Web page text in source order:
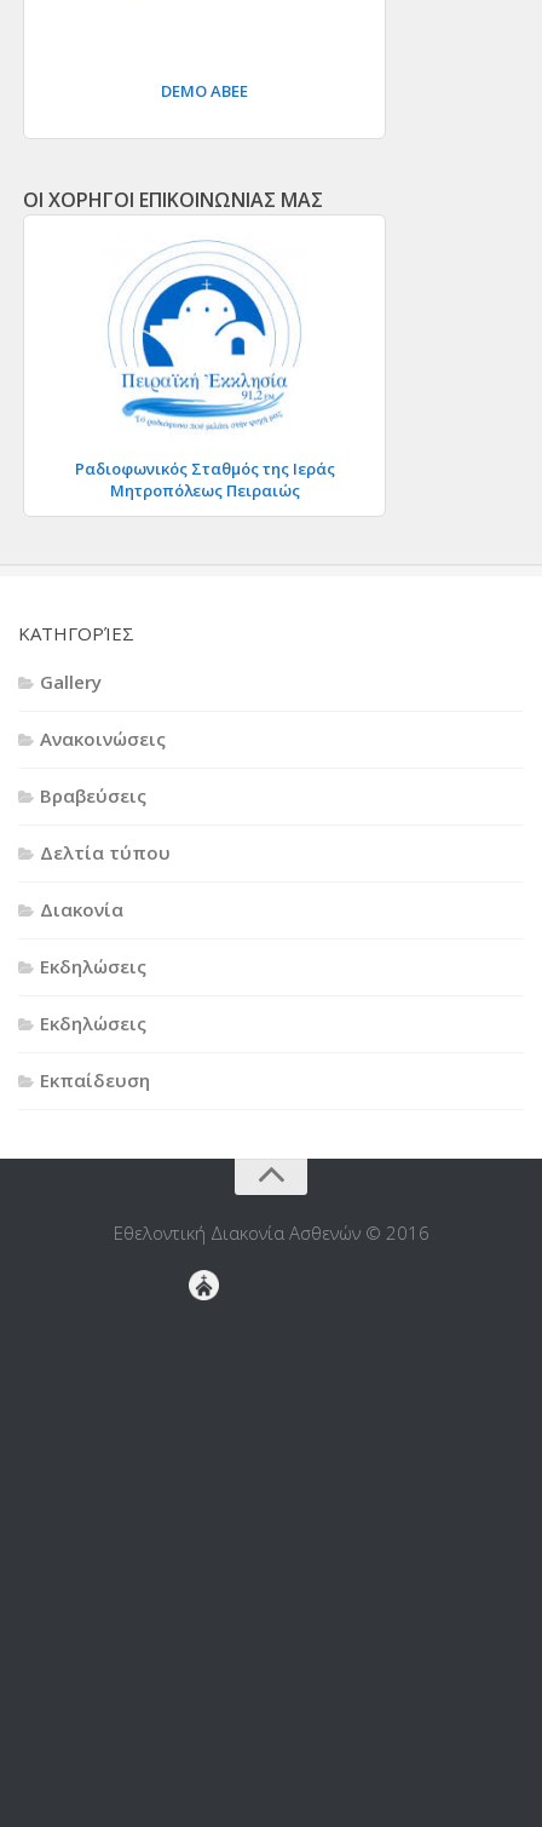
DEMO ΑΒΕΕ
ΟΙ ΧΟΡΗΓΟΙ ΕΠΙΚΟΙΝΩΝΙΑΣ ΜΑΣ
Ραδιοφωνικός Σταθμός της Ιεράς
Μητροπόλεως Πειραιώς
KΑΤΗΓΟΡΊΕΣ
Gallery
Ανακοινώσεις
Βραβεύσεις
Δελτία τύπου
Διακονία
Εκδηλώσεις
Εκδηλώσεις
Εκπαίδευση
Εθελοντική Διακονία Ασθενών © 2016